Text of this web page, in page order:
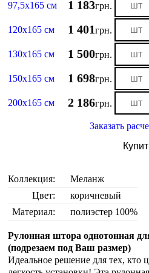
97,5х165 см 1 183грн.
120х165 см 1 401грн.
130х165 см 1 500грн.
150х165 см 1 698грн.
200х165 см 2 186грн.
Заказать
Коллекция:
Меланж
Цвет:
коричневый
Материал:
полиэстер 100%
Рулонная штора однотонная
(подрезаем под Ваш размер)
Идеальное решение для тех, кто